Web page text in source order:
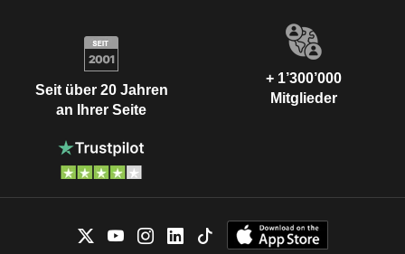
Seit über 20 Jahren
an Ihrer Seite
+ 1’300’000
Mitglieder